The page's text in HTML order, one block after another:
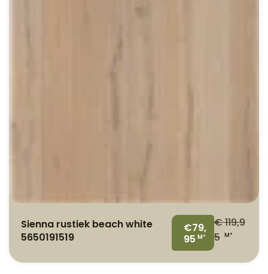
Sienna rustiek beach white
5650191519
€79,
95 M²
€119,9
5 M²